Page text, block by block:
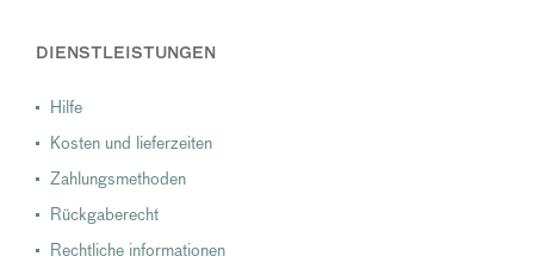
DIENSTLEISTUNGEN
Hilfe
Kosten und lieferzeiten
Zahlungsmethoden
Rückgaberecht
Rechtliche informationen